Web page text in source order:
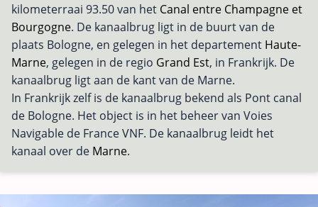
kilometerraai 93.50 van het Canal entre Champagne et
Bourgogne. De kanaalbrug ligt in de buurt van de
plaats Bologne, en gelegen in het departement Haute-
Marne, gelegen in de regio Grand Est, in Frankrijk. De
kanaalbrug ligt aan de kant van de Marne.
In Frankrijk zelf is de kanaalbrug bekend als Pont canal
de Bologne. Het object is in het beheer van Voies
Navigable de France VNF. De kanaalbrug leidt het
kanaal over de Marne.